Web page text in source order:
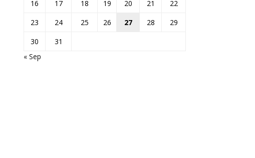
16
17 18 19 20 21
22
23
24 25 26 27 28
29
30
31
« Sep